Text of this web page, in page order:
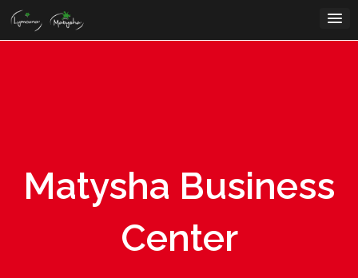
Skip
content
Matysha Business
Center